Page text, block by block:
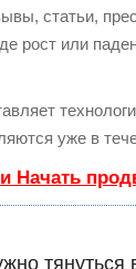
статьи,
рост или
уже в
Начать